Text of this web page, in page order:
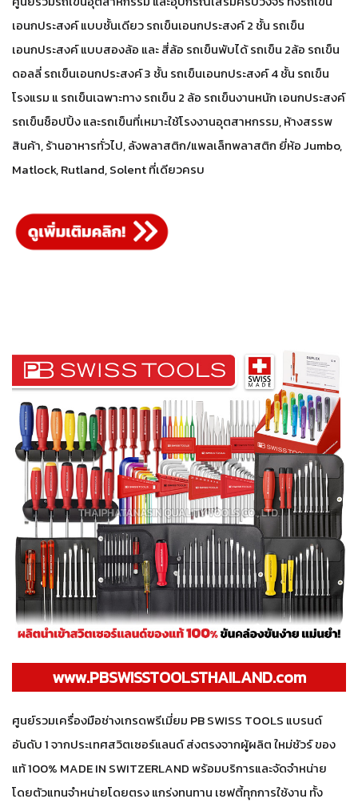
เอนกประสงค์ แบบชั้นเดียว รถเข็นเอนกประสงค์ 2 ชั้น รถเข็น
เอนกประสงค์ แบบสองล้อ และ สี่ล้อ รถเข็นพับได้ รถเข็น 2ล้อ รถเข็น
ดอลลี่ รถเข็นเอนกประสงค์ 3 ชั้น รถเข็นเอนกประสงค์ 4 ชั้น รถเข็น
โรงแรม แ รถเข็นเฉพาะทาง รถเข็น 2 ล้อ รถเข็นงานหนัก เอนกประสงค์
รถเข็นช็อปปิ้ง และรถเข็นที่เหมาะใช้โรงงานอุตสาหกรรม, ห้างสรรพ
สินค้า, ร้านอาหารทั่วไป, ลังพลาสติก/แพลเล็ทพลาสติก ยี่ห้อ Jumbo,
Matlock, Rutland, Solent ที่เดียวครบ
www.PBSWISSTOOLSTHAILAND.com
ศูนย์รวมเครื่องมือช่างเกรดพรีเมี่ยม PB SWISS TOOLS แบรนด์
อันดับ 1 จากประเทศสวิตเซอร์แลนด์ ส่งตรงจากผู้ผลิต ใหม่ชัวร์ ของ
แท้ 100% MADE IN SWITZERLAND พร้อมบริการและจัดจำหน่าย
โดยตัวแทนจำหน่ายโดยตรง แกร่งทนทาน เซฟตี้ทุกการใช้งาน ทั้ง